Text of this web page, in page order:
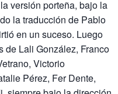
versión porteña, bajo la
la traducción de Pablo
en un suceso. Luego
de Lali González, Franco
Victorio
Pérez, Fer Dente,